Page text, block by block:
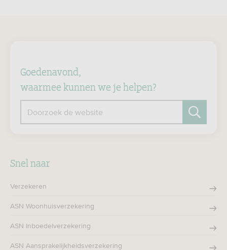
Goedenavond,
waarmee kunnen we je helpen?
Doorzoek de website
Snel naar
Verzekeren
ASN Woonhuisverzekering
ASN Inboedelverzekering
ASN Aansprakelijkheidsverzekering